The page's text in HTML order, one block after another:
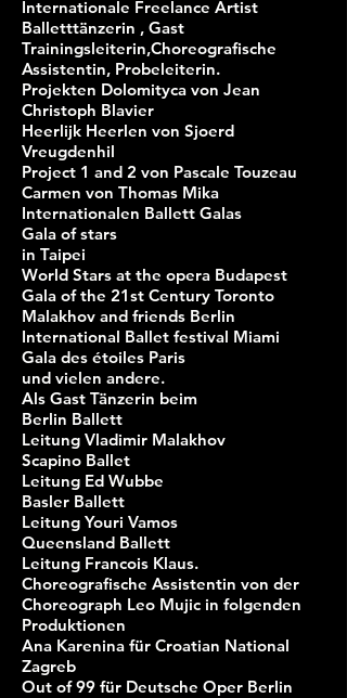
Internationale Freelance Artist
Balletttänzerin , Gast
Trainingsleiterin,Choreografische
Assistentin, Probeleiterin.
Projekten Dolomityca von Jean
Christoph Blavier
Heerlijk Heerlen von Sjoerd
Vreugdenhil
Project 1 and 2 von Pascale Touzeau
Carmen von Thomas Mika
Internationalen Ballett Galas
Gala of stars
in Taipei
World Stars at the opera Budapest
Gala of the 21st Century Toronto
Malakhov and friends Berlin
International Ballet festival Miami
Gala des étoiles Paris
und vielen andere.
Als Gast Tänzerin beim
Berlin Ballett
Leitung Vladimir Malakhov
Scapino Ballet
Leitung Ed Wubbe
Basler Ballett
Leitung Youri Vamos
Queensland Ballett
Leitung Francois Klaus.
Choreografische Assistentin von der
Choreograph Leo Mujic in folgenden
Produktionen
Ana Karenina für Croatian National
Zagreb
Out of 99 für Deutsche Oper Berlin